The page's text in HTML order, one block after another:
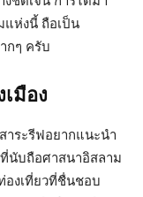
ห่งนี้ ถือเป็น
กๆ ครับ
มือง
าระรีฟอยากแนะนำ
นับถือศาสนาอิสลาม
องเที่ยวที่ชื่นชอบ